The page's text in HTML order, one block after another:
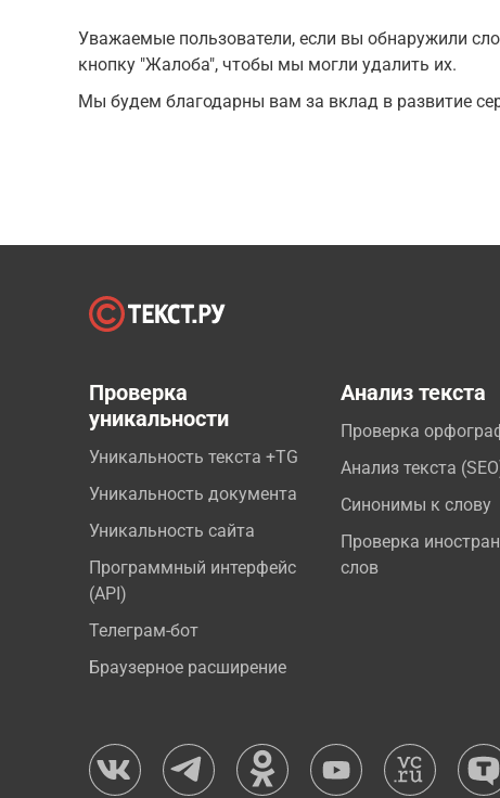
Уважаемые пользователи, если вы обнаружили
кнопку "Жалоба", чтобы мы могли удалить их.
Мы будем благодарны вам за вклад в развитие
Проверка
уникальности
Уникальность текста +TG
Уникальность документа
Уникальность сайта
Программный интерфейс
(API)
Телеграм-бот
Браузерное расширение
Анализ текста
Проверка
Анализ текста
Синонимы к слову
Проверка
слов